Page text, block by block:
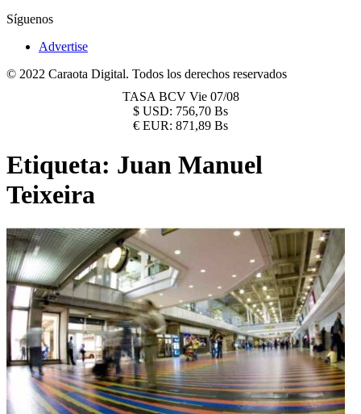
Síguenos
Advertise
© 2022 Caraota Digital. Todos los derechos reservados
TASA BCV Vie 07/08
$ USD: 756,70 Bs
€ EUR: 871,89 Bs
Etiqueta: Juan Manuel
Teixeira